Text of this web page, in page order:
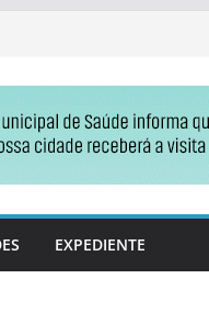
EXPEDIENTE